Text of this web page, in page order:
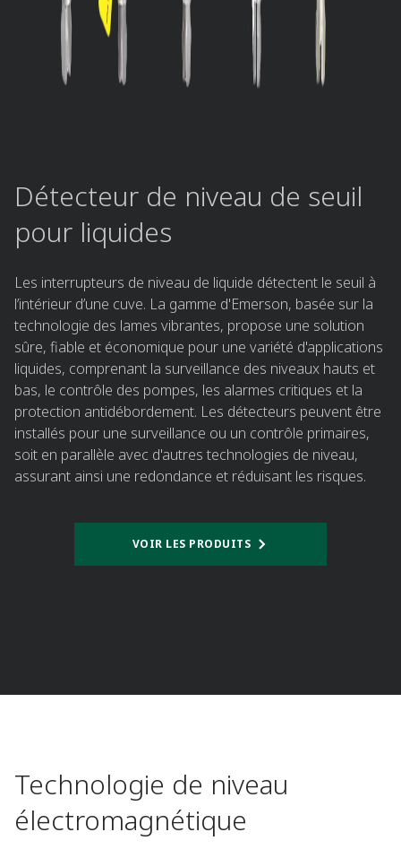
Détecteur de niveau de seuil
pour liquides​
Les interrupteurs de niveau de liquide détectent le seuil à
l’intérieur d’une cuve. La gamme d'Emerson, basée sur la
technologie des lames vibrantes, propose une solution
sûre, fiable et économique pour une variété d'applications
liquides, comprenant la surveillance des niveaux hauts et
bas, le contrôle des pompes, les alarmes critiques et la
protection antidébordement. Les détecteurs peuvent être
installés pour une surveillance ou un contrôle primaires,
soit en parallèle avec d'autres technologies de niveau,
assurant ainsi une redondance et réduisant les risques.​
VOIR LES PRODUITS
Technologie de niveau
électromagnétique​